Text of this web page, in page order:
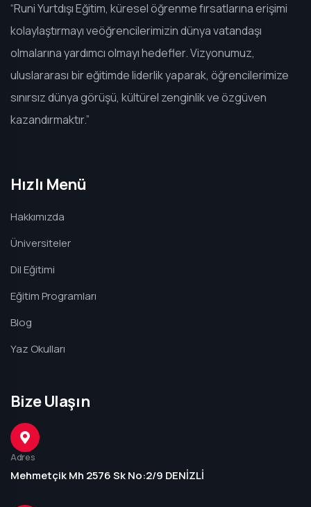
“Runi Yurtdışı Eğitim, küresel öğrenme fırsatlarına erişimi
kolaylaştırmayı veöğrencilerimizin dünya vatandaşı
olmalarına yardımcı olmayı hedefler. Vizyonumuz,
uluslararası bir eğitimde liderlik yaparak, öğrencilerimize
sınırsız dünya görüşü, kültürel zenginlik ve özgüven
kazandırmaktır.”
Hızlı Menü
Hakkımızda
Üniversiteler
Dil Eğitimi
Eğitim Programları
Blog
Yaz Okulları
Bize Ulaşın
Adres
Mehmetçik Mh 2576 Sk No:2/9 DENİZLİ